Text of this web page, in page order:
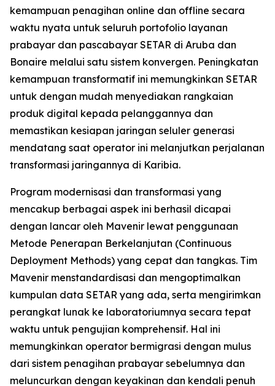
kemampuan penagihan online dan offline secara
waktu nyata untuk seluruh portofolio layanan
prabayar dan pascabayar SETAR di Aruba dan
Bonaire melalui satu sistem konvergen. Peningkatan
kemampuan transformatif ini memungkinkan SETAR
untuk dengan mudah menyediakan rangkaian
produk digital kepada pelanggannya dan
memastikan kesiapan jaringan seluler generasi
mendatang saat operator ini melanjutkan perjalanan
transformasi jaringannya di Karibia.
Program modernisasi dan transformasi yang
mencakup berbagai aspek ini berhasil dicapai
dengan lancar oleh Mavenir lewat penggunaan
Metode Penerapan Berkelanjutan (Continuous
Deployment Methods) yang cepat dan tangkas. Tim
Mavenir menstandardisasi dan mengoptimalkan
kumpulan data SETAR yang ada, serta mengirimkan
perangkat lunak ke laboratoriumnya secara tepat
waktu untuk pengujian komprehensif. Hal ini
memungkinkan operator bermigrasi dengan mulus
dari sistem penagihan prabayar sebelumnya dan
meluncurkan dengan keyakinan dan kendali penuh